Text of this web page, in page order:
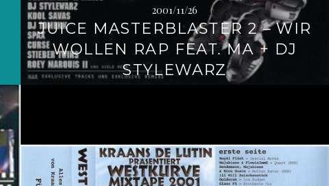
2001/11/26
JUICE MASTERBLASTER 2 – WIR
WOLLEN RAP FEAT. MA + DJ
STYLEWARZ